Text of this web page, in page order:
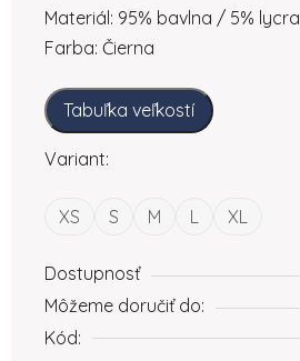
Materiál: 95% bavlna / 5% lycra
Farba: Čierna
Tabuľka veľkostí
Variant:
XS S M L XL
Dostupnosť
Môžeme doručiť do:
Kód: